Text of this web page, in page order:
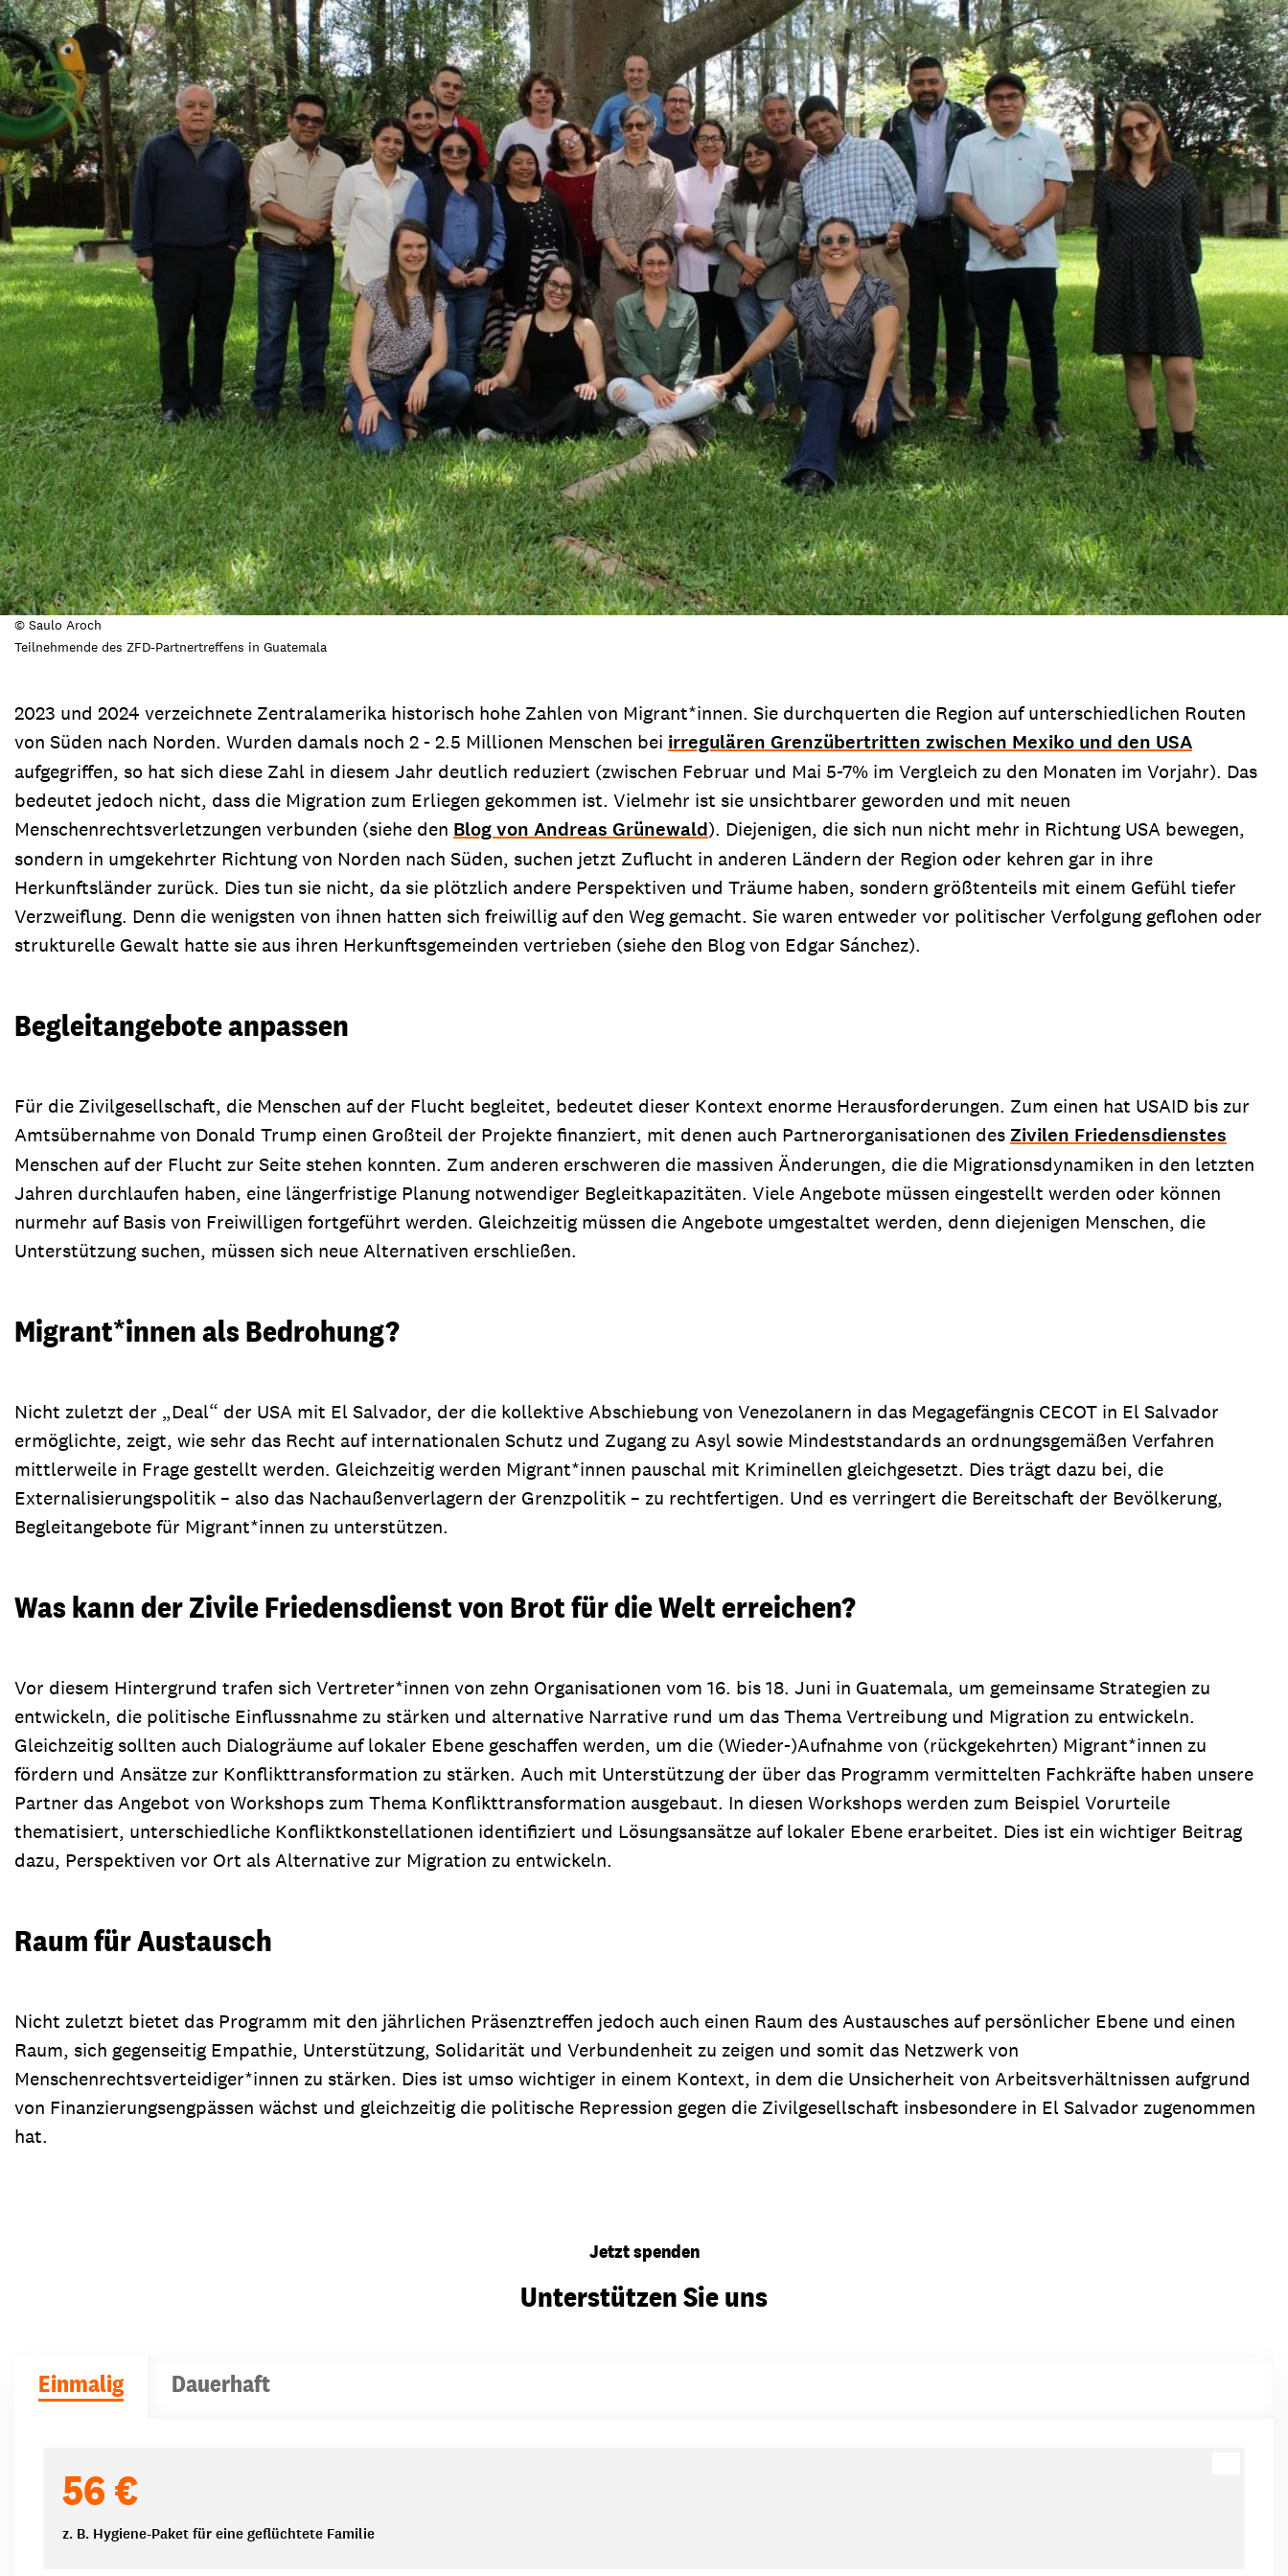
© Saulo Aroch
Teilnehmende des ZFD-Partnertreffens in Guatemala
2023 und 2024 verzeichnete Zentralamerika historisch hohe Zahlen von Migrant*innen. Sie durchquerten die Region auf unterschiedlichen Routen
von Süden nach Norden. Wurden damals noch 2 - 2.5 Millionen Menschen bei irregulären Grenzübertritten zwischen Mexiko und den USA
aufgegriffen, so hat sich diese Zahl in diesem Jahr deutlich reduziert (zwischen Februar und Mai 5-7% im Vergleich zu den Monaten im Vorjahr). Das
bedeutet jedoch nicht, dass die Migration zum Erliegen gekommen ist. Vielmehr ist sie unsichtbarer geworden und mit neuen
Menschenrechtsverletzungen verbunden (siehe den Blog von Andreas Grünewald). Diejenigen, die sich nun nicht mehr in Richtung USA bewegen,
sondern in umgekehrter Richtung von Norden nach Süden, suchen jetzt Zuflucht in anderen Ländern der Region oder kehren gar in ihre
Herkunftsländer zurück. Dies tun sie nicht, da sie plötzlich andere Perspektiven und Träume haben, sondern größtenteils mit einem Gefühl tiefer
Verzweiflung. Denn die wenigsten von ihnen hatten sich freiwillig auf den Weg gemacht. Sie waren entweder vor politischer Verfolgung geflohen oder
strukturelle Gewalt hatte sie aus ihren Herkunftsgemeinden vertrieben (siehe den Blog von Edgar Sánchez).
Begleitangebote anpassen
Für die Zivilgesellschaft, die Menschen auf der Flucht begleitet, bedeutet dieser Kontext enorme Herausforderungen. Zum einen hat USAID bis zur
Amtsübernahme von Donald Trump einen Großteil der Projekte finanziert, mit denen auch Partnerorganisationen des Zivilen Friedensdienstes
Menschen auf der Flucht zur Seite stehen konnten. Zum anderen erschweren die massiven Änderungen, die die Migrationsdynamiken in den letzten
Jahren durchlaufen haben, eine längerfristige Planung notwendiger Begleitkapazitäten. Viele Angebote müssen eingestellt werden oder können
nurmehr auf Basis von Freiwilligen fortgeführt werden. Gleichzeitig müssen die Angebote umgestaltet werden, denn diejenigen Menschen, die
Unterstützung suchen, müssen sich neue Alternativen erschließen.
Migrant*innen als Bedrohung?
Nicht zuletzt der „Deal“ der USA mit El Salvador, der die kollektive Abschiebung von Venezolanern in das Megagefängnis CECOT in El Salvador
ermöglichte, zeigt, wie sehr das Recht auf internationalen Schutz und Zugang zu Asyl sowie Mindeststandards an ordnungsgemäßen Verfahren
mittlerweile in Frage gestellt werden. Gleichzeitig werden Migrant*innen pauschal mit Kriminellen gleichgesetzt. Dies trägt dazu bei, die
Externalisierungspolitik – also das Nachaußenverlagern der Grenzpolitik – zu rechtfertigen. Und es verringert die Bereitschaft der Bevölkerung,
Begleitangebote für Migrant*innen zu unterstützen.
Was kann der Zivile Friedensdienst von Brot für die Welt erreichen?
Vor diesem Hintergrund trafen sich Vertreter*innen von zehn Organisationen vom 16. bis 18. Juni in Guatemala, um gemeinsame Strategien zu
entwickeln, die politische Einflussnahme zu stärken und alternative Narrative rund um das Thema Vertreibung und Migration zu entwickeln.
Gleichzeitig sollten auch Dialogräume auf lokaler Ebene geschaffen werden, um die (Wieder-)Aufnahme von (rückgekehrten) Migrant*innen zu
fördern und Ansätze zur Konflikttransformation zu stärken. Auch mit Unterstützung der über das Programm vermittelten Fachkräfte haben unsere
Partner das Angebot von Workshops zum Thema Konflikttransformation ausgebaut. In diesen Workshops werden zum Beispiel Vorurteile
thematisiert, unterschiedliche Konfliktkonstellationen identifiziert und Lösungsansätze auf lokaler Ebene erarbeitet. Dies ist ein wichtiger Beitrag
dazu, Perspektiven vor Ort als Alternative zur Migration zu entwickeln.
Raum für Austausch
Nicht zuletzt bietet das Programm mit den jährlichen Präsenztreffen jedoch auch einen Raum des Austausches auf persönlicher Ebene und einen
Raum, sich gegenseitig Empathie, Unterstützung, Solidarität und Verbundenheit zu zeigen und somit das Netzwerk von
Menschenrechtsverteidiger*innen zu stärken. Dies ist umso wichtiger in einem Kontext, in dem die Unsicherheit von Arbeitsverhältnissen aufgrund
von Finanzierungsengpässen wächst und gleichzeitig die politische Repression gegen die Zivilgesellschaft insbesondere in El Salvador zugenommen
hat.
Jetzt spenden
Unterstützen Sie uns
Einmalig Dauerhaft
56 €
z. B. Hygiene-Paket für eine geflüchtete Familie